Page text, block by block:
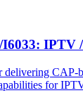
I6033: IPTV
CAP-
for